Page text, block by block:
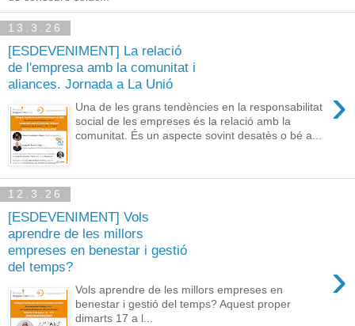
13.3.26
[ESDEVENIMENT] La relació
de l'empresa amb la comunitat i
aliances. Jornada a La Unió
›
Una de les grans tendències en la responsabilitat
social de les empreses és la relació amb la
comunitat. És un aspecte sovint desatès o bé a...
12.3.26
[ESDEVENIMENT] Vols
aprendre de les millors
empreses en benestar i gestió
del temps?
›
Vols aprendre de les millors empreses en
benestar i gestió del temps? Aquest proper
dimarts 17 a l...